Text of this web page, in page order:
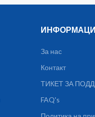
За нас
Контакт
ТИКЕТ ЗА
FAQ's